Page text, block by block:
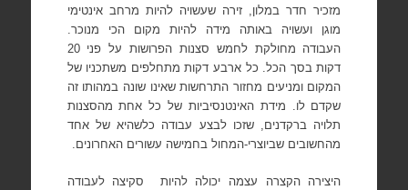
מזכיר חדר במלון, זירה שעשויה להיות מרחב אינטימי
מוגן ועשויה באותה מידה להיות מקום הכי מנוכר.
העבודה מחולקת לחמש סצנות הפרושות על פני 20
דקות בסך הכל. כל ארבע דקות מתחלפים משתכניו של
המקום ומניעים מחזור התרחשות שאינו שונה במהותו זה
שקדם לו. מידת האינטנסיביות של כל אחת מהסצנות
תלויה ברקדנים, שזכו לבצע עבודה כלשהיא של אחד
מהחשובים שביוצרי-המחול בחמישה עשורים האחרונים.
היצירה הקצרה עצמה יכולה להיות
סקיצה לעבודה